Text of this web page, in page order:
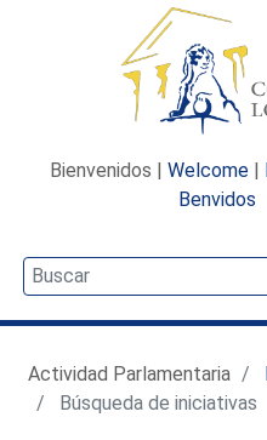
Bienvenidos | Welcome |
Benvidos
Actividad Parlamentaria
Búsqueda de iniciativas